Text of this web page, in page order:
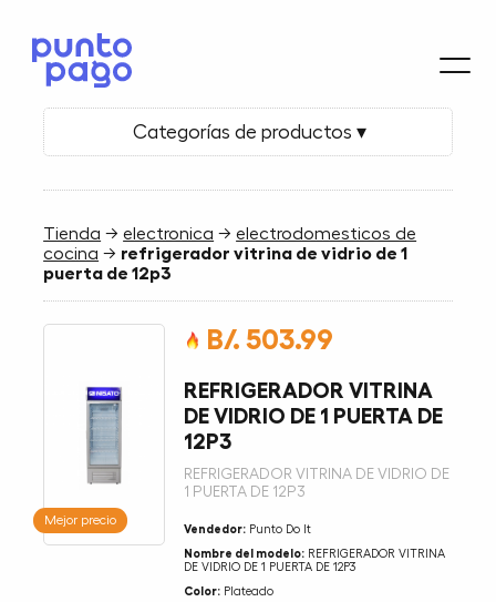
Categorías de productos ▾
Tienda →electronica →electrodomesticos de
cocina → refrigerador vitrina de vidrio de 1
puerta de 12p3
Mejor precio
B/. 503.99
REFRIGERADOR VITRINA
DE VIDRIO DE 1 PUERTA DE
12P3
REFRIGERADOR VITRINA DE VIDRIO DE
1 PUERTA DE 12P3
Vendedor: Punto Do It
Nombre del modelo: REFRIGERADOR VITRINA
DE VIDRIO DE 1 PUERTA DE 12P3
Color: Plateado